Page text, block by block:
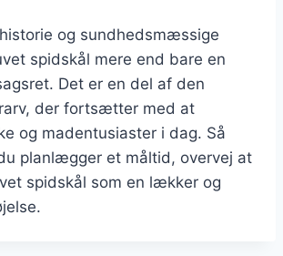
og sundhedsmæssige
spidskål mere end bare en
Det er en del af den
der fortsætter med at
og madentusiaster i dag. Så
planlægger et måltid, overvej at
spidskål som en lækker og